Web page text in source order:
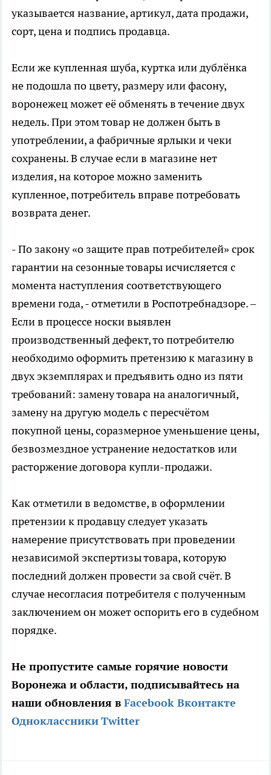
указывается название, артикул, дата продажи,
сорт, цена и подпись продавца.
Если же купленная шуба, куртка или дублёнка
не подошла по цвету, размеру или фасону,
воронежец может её обменять в течение двух
недель. При этом товар не должен быть в
употреблении, а фабричные ярлыки и чеки
сохранены. В случае если в магазине нет
изделия, на которое можно заменить
купленное, потребитель вправе потребовать
возврата денег.
- По закону «о защите прав потребителей» срок
гарантии на сезонные товары исчисляется с
момента наступления соответствующего
времени года, - отметили в Роспотребнадзоре. –
Если в процессе носки выявлен
производственный дефект, то потребителю
необходимо оформить претензию к магазину в
двух экземплярах и предъявить одно из пяти
требований: замену товара на аналогичный,
замену на другую модель с пересчётом
покупной цены, соразмерное уменьшение цены,
безвозмездное устранение недостатков или
расторжение договора купли-продажи.
Как отметили в ведомстве, в оформлении
претензии к продавцу следует указать
намерение присутствовать при проведении
независимой экспертизы товара, которую
последний должен провести за свой счёт. В
случае несогласия потребителя с полученным
заключением он может оспорить его в судебном
порядке.
Не пропустите самые горячие новости
Воронежа и области, подписывайтесь на
наши обновления в Facebook Вконтакте
ОдноклассникиTwitter